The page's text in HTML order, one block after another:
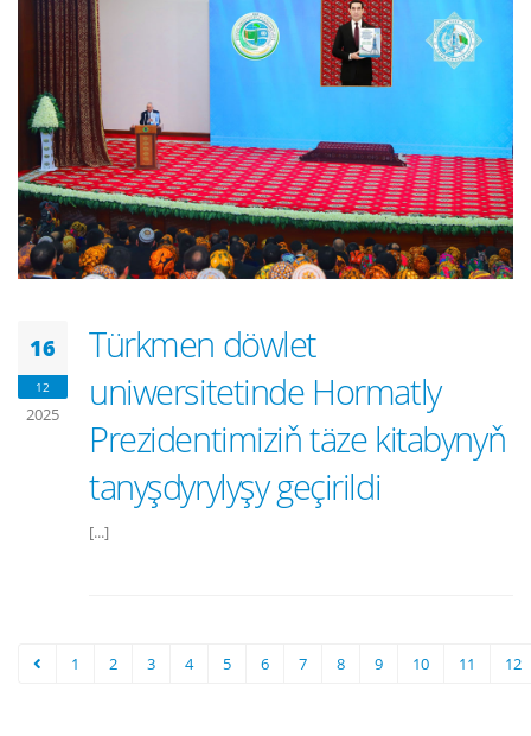
16
12
2025
Türkmen döwlet
uniwersitetinde Hormatly
Prezidentimiziň täze kitabynyň
tanyşdyrylyşy geçirildi
[...]
1 2 3 4 5 6 7 8 9 10 11 12